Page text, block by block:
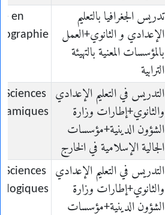
تدريس الجغرافيا بالتعليم
الإعدادي و الثانوي+العمل
بالمؤسسات المعنية بالتهيئة
الترابية
en
التدريس في التعليم الإعدادي
والثانوي+إطارات وزارة
الشؤون الدينية+مؤسسات
الجالية الإسلامية في الخارج
Sciences
التدريس في التعليم الإعدادي
والثانوي+إطارات وزارة
الشؤون الدينية+مؤسسات
Sciences